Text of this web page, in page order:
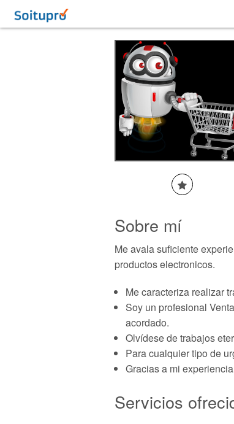
Sobre mí
Me avala suficiente
productos electronicos.
Me caracteriza realizar
Soy un profesional
acordado.
Olvídese de trabajos
Para cualquier tipo de
Gracias a mi
Servicios